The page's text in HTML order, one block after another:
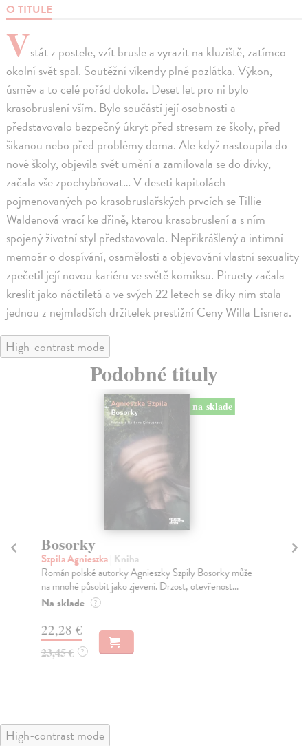
O TITULE
Vstát z postele, vzít brusle a vyrazit na kluziště, zatímco
okolní svět spal. Soutěžní víkendy plné pozlátka. Výkon,
úsměv a to celé pořád dokola. Deset let pro ni bylo
krasobruslení vším. Bylo součástí její osobnosti a
představovalo bezpečný úkryt před stresem ze školy, před
šikanou nebo před problémy doma. Ale když nastoupila do
nové školy, objevila svět umění a zamilovala se do dívky,
začala vše zpochybňovat… V deseti kapitolách
pojmenovaných po krasobruslařských prvcích se Tillie
Waldenová vrací ke dřině, kterou krasobruslení a s ním
spojený životní styl představovalo. Nepřikrášlený a intimní
memoár o dospívání, osamělosti a objevování vlastní sexuality
zpečetil její novou kariéru ve světě komiksu. Piruety začala
kreslit jako náctiletá a ve svých 22 letech se díky nim stala
jednou z nejmladších držitelek prestižní Ceny Willa Eisnera.
High-contrast mode
Podobné tituly
na sklade
Bosorky
Szpila Agnieszka| Kniha
Román polské autorky Agnieszky Szpily Bosorky může
na mnohé působit jako zjevení. Drzost, otevřenost...
Na sklade ?
22,28 €
23,45 € ?
High-contrast mode